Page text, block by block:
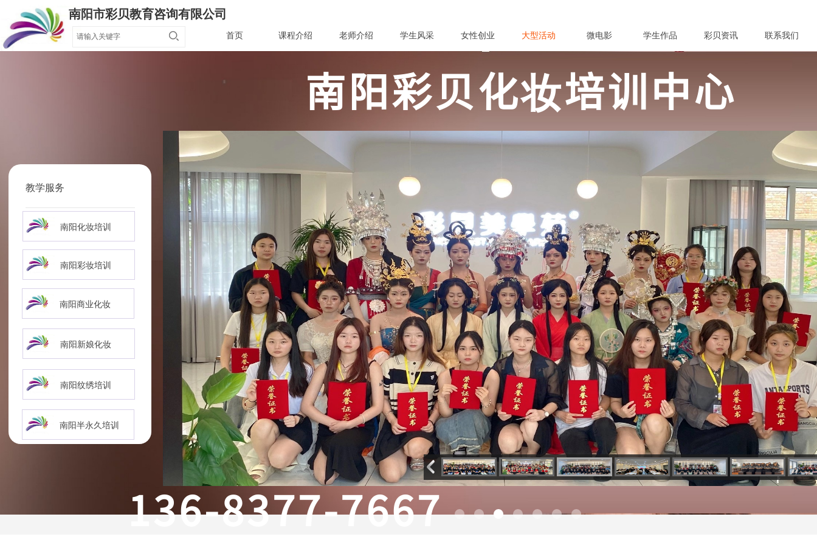
南阳市彩贝教育咨询有限公司
首页 课程介绍 老师介绍 学生风采 女性创业 大型活动 微电影 学生作品 彩贝资讯 联系我们
南阳彩贝化妆培训中心
南阳半永久培训
南阳化妆培训
南阳彩妆培训
南阳纹绣培训
南阳新娘化妆
南阳商业化妆
教学服务
化妆培训 / 彩妆培训 / 纹绣培训
136-8377-7667